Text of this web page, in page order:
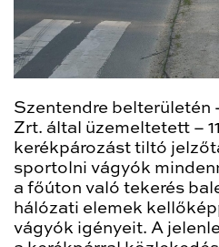
Szentendre belterületén
Zrt. által üzemeltetett –
kerékpározást tiltó
sportolni vágyók
a főúton való tekerés
hálózati elemek
vágyók igényeit. A